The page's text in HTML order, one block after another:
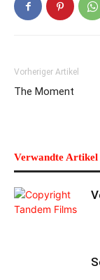
Vorheriger Artikel
The Moment
Verwandte Artikel